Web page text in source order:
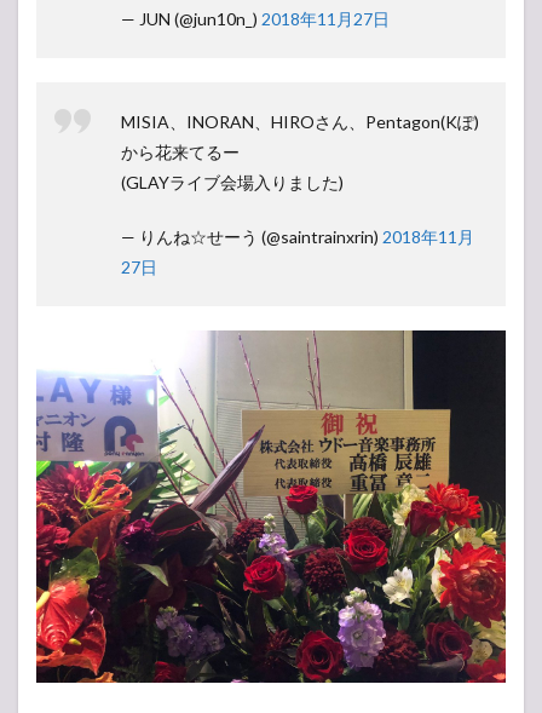
— JUN (@jun10n_) 2018年11月27日
MISIA、INORAN、HIROさん、Pentagon(Kぽ)
から花来てるー
(GLAYライブ会場入りました)
— りんね☆せーう (@saintrainxrin) 2018年11月
27日